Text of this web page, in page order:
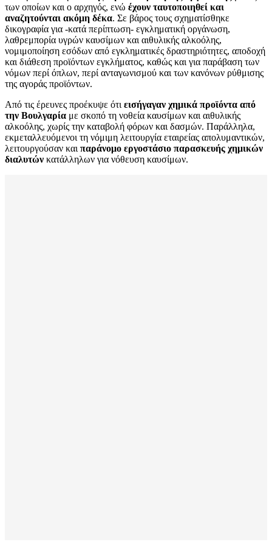
των οποίων και ο αρχηγός, ενώ έχουν ταυτοποιηθεί και
αναζητούνται ακόμη δέκα. Σε βάρος τους σχηματίσθηκε
δικογραφία για -κατά περίπτωση- εγκληματική οργάνωση,
λαθρεμπορία υγρών καυσίμων και αιθυλικής αλκοόλης,
νομιμοποίηση εσόδων από εγκληματικές δραστηριότητες, αποδοχή
και διάθεση προϊόντων εγκλήματος, καθώς και για παράβαση των
νόμων περί όπλων, περί ανταγωνισμού και των κανόνων ρύθμισης
της αγοράς προϊόντων.
Από τις έρευνες προέκυψε ότι εισήγαγαν χημικά προϊόντα από
την Βουλγαρία με σκοπό τη νοθεία καυσίμων και αιθυλικής
αλκοόλης, χωρίς την καταβολή φόρων και δασμών. Παράλληλα,
εκμεταλλευόμενοι τη νόμιμη λειτουργία εταιρείας απολυμαντικών,
λειτουργούσαν και παράνομο εργοστάσιο παρασκευής χημικών
διαλυτών κατάλληλων για νόθευση καυσίμων.